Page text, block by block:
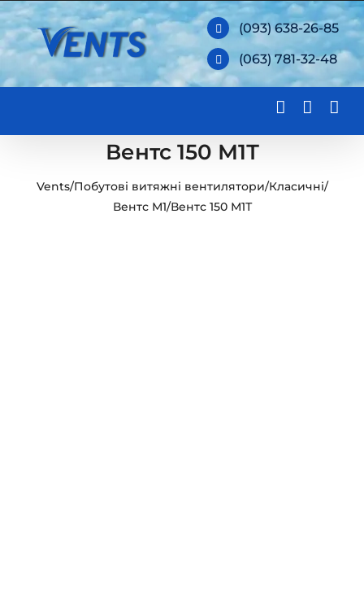
Skip
to
content
(093) 638-26-85
(063) 781-32-48
Вентс 150 М1Т
Vents/Побутові витяжні вентилятори/Класичні/
Вентс М1/Вентс 150 М1Т